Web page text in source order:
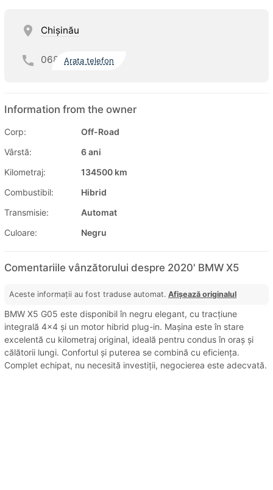
Chişinău
068 Arata telefon
Information from the owner
Corp:
Off-Road
Vârstă:
6 ani
Kilometraj:
134500 km
Combustibil:
Hibrid
Transmisie:
Automat
Culoare:
Negru
Comentariile vânzătorului despre 2020' BMW X5
Aceste informații au fost traduse automat. Afișează originalul
BMW X5 G05 este disponibil în negru elegant, cu tracțiune
integrală 4x4 și un motor hibrid plug-in. Mașina este în stare
excelentă cu kilometraj original, ideală pentru condus în oraș și
călătorii lungi. Confortul și puterea se combină cu eficiența.
Complet echipat, nu necesită investiții, negocierea este adecvată.